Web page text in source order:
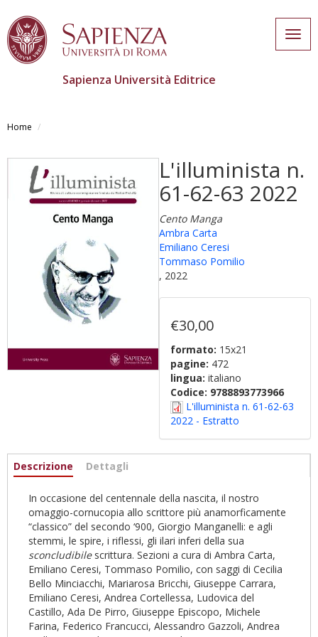
contenuto
Sapienza Università Editrice
Home
L'illuminista n.
61-62-63 2022
Cento Manga
Ambra Carta
Emiliano Ceresi
Tommaso Pomilio
, 2022
€30,00
formato: 15x21
pagine: 472
lingua: italiano
Codice: 9788893773966
L'illuminista n. 61-62-63
2022 - Estratto
Informazioni
Descrizione (scheda
Dettagli
In occasione del centennale della nascita, il nostro
omaggio-cornucopia allo scrittore più anamorficamente
“classico” del secondo ‘900, Giorgio Manganelli: e agli
stemmi, le spire, i riflessi, gli ilari inferi della sua
sconcludibile scrittura. Sezioni a cura di Ambra Carta,
Emiliano Ceresi, Tommaso Pomilio, con saggi di Cecilia
Bello Minciacchi, Mariarosa Bricchi, Giuseppe Carrara,
Emiliano Ceresi, Andrea Cortellessa, Ludovica del
Castillo, Ada De Pirro, Giuseppe Episcopo, Michele
Farina, Federico Francucci, Alessandro Gazzoli, Andrea